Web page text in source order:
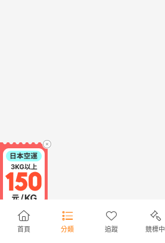
首頁 分類 追蹤 競標中